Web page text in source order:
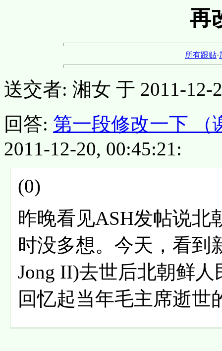
再
所有跟贴·
送交者: 湘女 于 2011-12-
回答: 第一段修改一下
2011-12-20, 00:45:21:
(0)
昨晚看见ASH发帖说北
时没多想。今天，看到
Jong II)去世后北朝鲜
回忆起当年毛主席逝世